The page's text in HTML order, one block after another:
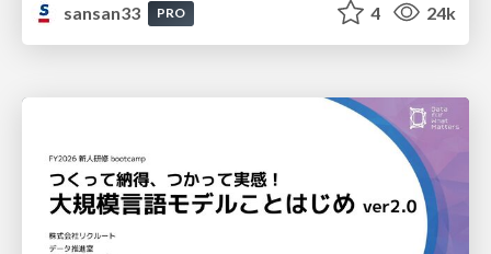
sansan33
PRO 4 24k